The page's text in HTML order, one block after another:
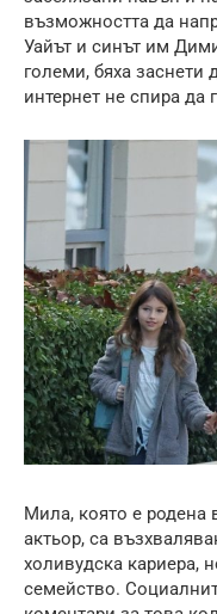
възможността да
Уайът и синът им
големи, бяха заснети
интернет не спира да
Мила, която е родена
актьор, са
холивудска кариера,
семейство.